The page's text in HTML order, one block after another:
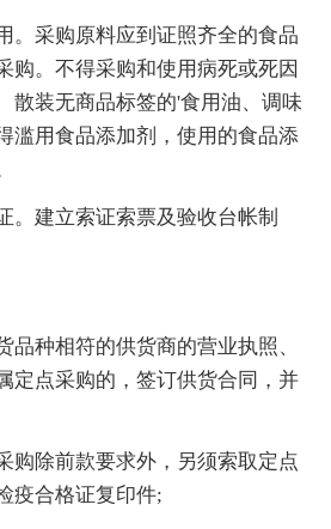
。采购原料应到证照齐全的食品
购。不得采购和使用病死或死因
散装无商品标签的'食用油、调味
滥用食品添加剂，使用的食品添
。建立索证索票及验收台帐制
种相符的供货商的营业执照、
定点采购的，签订供货合同，并
购除前款要求外，另须索取定点
疫合格证复印件;